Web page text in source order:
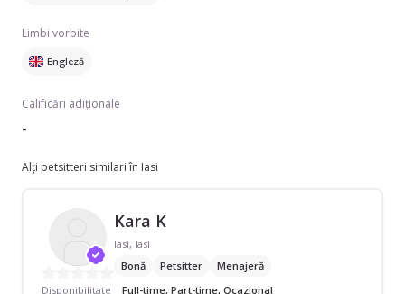
Limbi vorbite
Engleză
Calificări adiționale
-
Alți petsitteri similari în Iasi
Kara K
Iasi, Iasi
Bonă
Petsitter
Menajeră
Disponibilitate
Full-time, Part-time, Ocazional